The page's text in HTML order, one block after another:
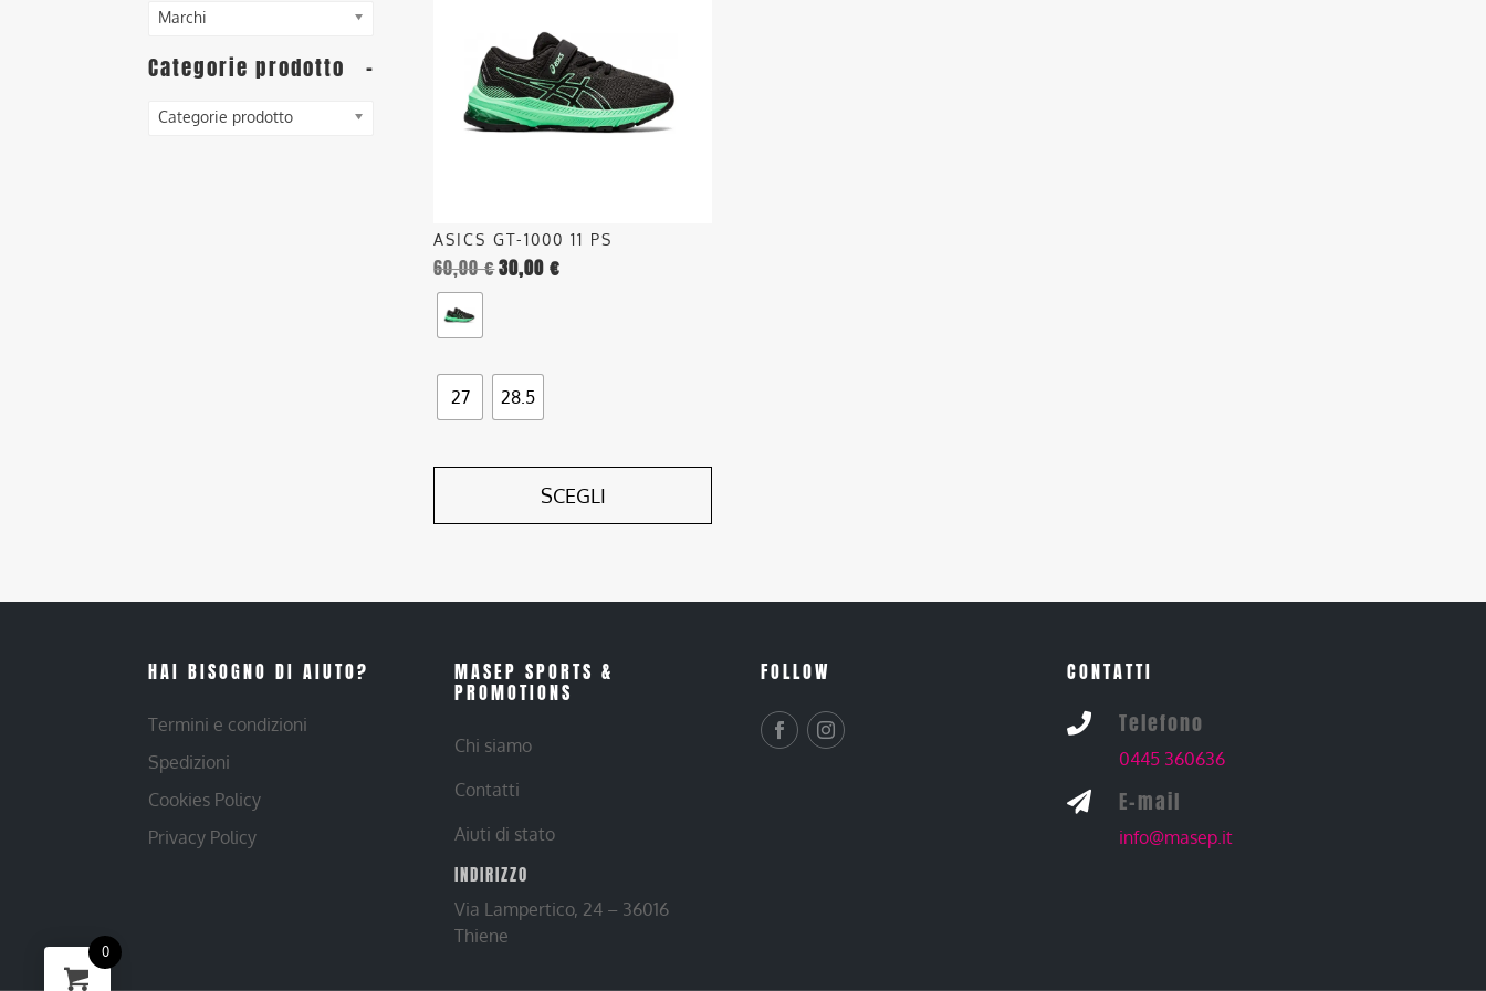
Marchi
Categorie prodotto -
Categorie prodotto
ASICS GT-1000 11 PS
60,00€30,00€
27 28.5
SCEGLI
varianti.
opzioni
pagina
del
prodotto
HAI BISOGNO DI AIUTO?
Termini e condizioni
Spedizioni
Cookies Policy
Privacy Policy
MASEP SPORTS &
PROMOTIONS
Chi siamo
Contatti
Aiuti di stato
INDIRIZZO
Via Lampertico, 24 – 36016
Thiene
FOLLOW CONTATTI
 Telefono
0445 360636
 E-mail
info@masep.it
0